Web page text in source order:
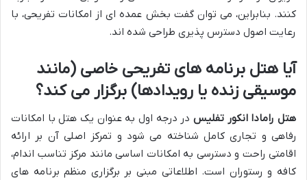
کنند. بنابراین، می توان گفت بخش عمده ای از امکانات تفریحی، با
رعایت اصول دسترس پذیری طراحی شده اند.
آیا هتل برنامه های تفریحی خاصی (مانند
موسیقی زنده یا رویدادها) برگزار می کند؟
هتل رامادا انکور تفلیس در درجه اول به عنوان یک هتل با امکانات
رفاهی و تجاری کامل شناخته می شود و تمرکز اصلی آن بر ارائه
اقامتی راحت و دسترسی به امکانات اساسی مانند مرکز تناسب اندام،
کافه و رستوران است. اطلاعاتی مبنی بر برگزاری منظم برنامه های